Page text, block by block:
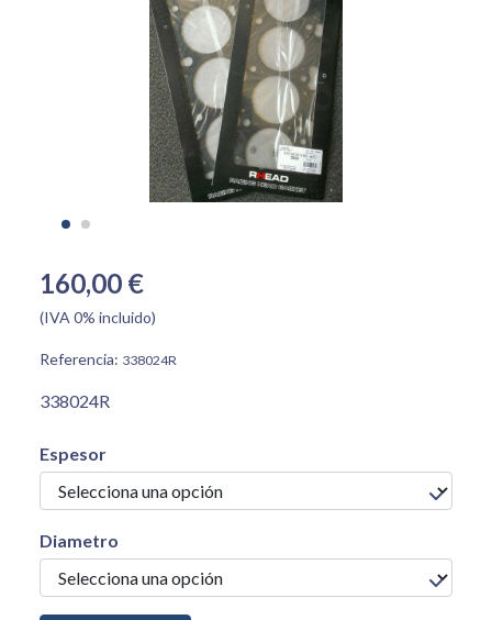
160,00 €
(IVA 0% incluido)
Referencia: 338024R
338024R
Espesor
Diametro